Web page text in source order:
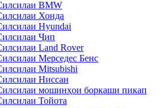
BMW
Хонда
Hyundai
Ҷип
Land Rover
Мерседес Бенс
Mitsubishi
Ниссан
мошинҳои боркаши пикап
Тойота